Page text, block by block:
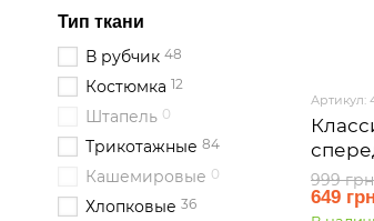
Артикул:
999 грн
649 грн
Тип ткани
В рубчик 48
Костюмка 12
Штапель 0
Трикотажные 84
Кашемировые 0
Хлопковые 36